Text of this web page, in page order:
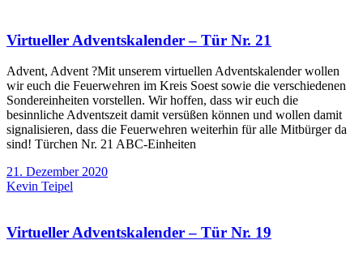
Virtueller Adventskalender – Tür Nr. 21
Advent, Advent ?Mit unserem virtuellen Adventskalender wollen
wir euch die Feuerwehren im Kreis Soest sowie die verschiedenen
Sondereinheiten vorstellen. Wir hoffen, dass wir euch die
besinnliche Adventszeit damit versüßen können und wollen damit
signalisieren, dass die Feuerwehren weiterhin für alle Mitbürger da
sind! Türchen Nr. 21 ABC-Einheiten
21. Dezember 2020
Kevin Teipel
Virtueller Adventskalender – Tür Nr. 19